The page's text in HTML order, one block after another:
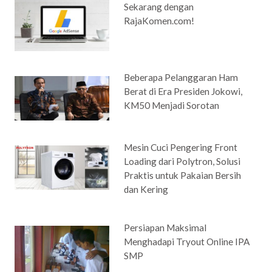
Sekarang dengan
RajaKomen.com!
Beberapa Pelanggaran Ham
Berat di Era Presiden Jokowi,
KM50 Menjadi Sorotan
Mesin Cuci Pengering Front
Loading dari Polytron, Solusi
Praktis untuk Pakaian Bersih
dan Kering
Persiapan Maksimal
Menghadapi Tryout Online IPA
SMP